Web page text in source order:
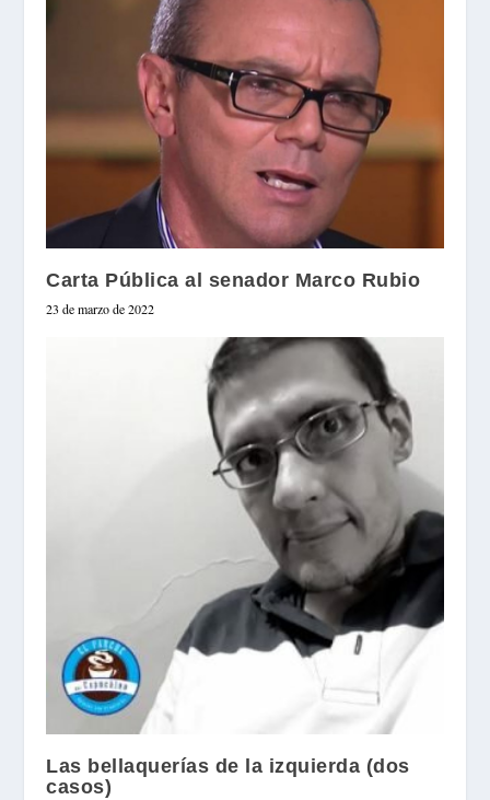
Carta Pública al senador Marco Rubio
23 de marzo de 2022
Las bellaquerías de la izquierda (dos
casos)